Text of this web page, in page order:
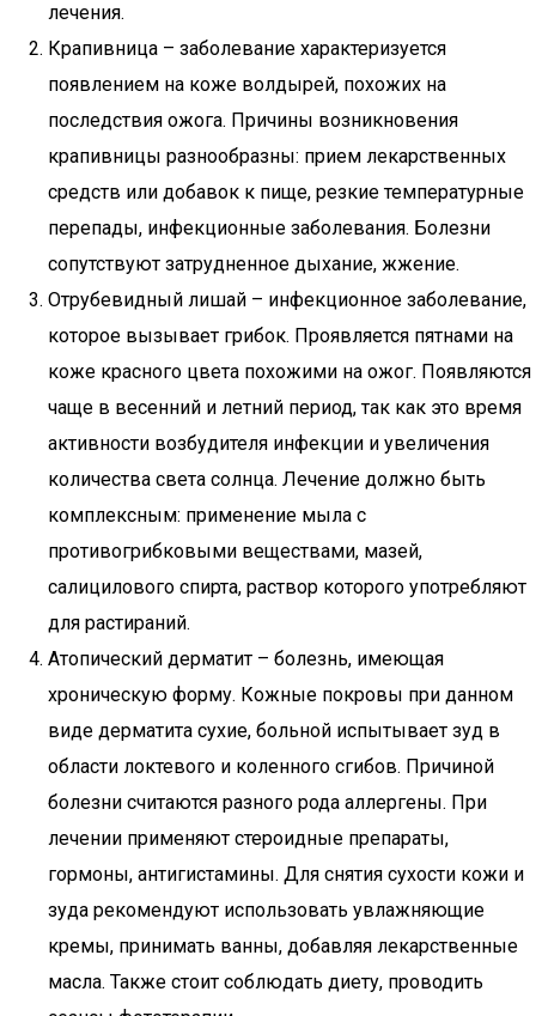
лечения.
Крапивница – заболевание характеризуется
появлением на коже волдырей, похожих на
последствия ожога. Причины возникновения
крапивницы разнообразны: прием лекарственных
средств или добавок к пище, резкие температурные
перепады, инфекционные заболевания. Болезни
сопутствуют затрудненное дыхание, жжение.
Отрубевидный лишай – инфекционное заболевание,
которое вызывает грибок. Проявляется пятнами на
коже красного цвета похожими на ожог. Появляются
чаще в весенний и летний период, так как это время
активности возбудителя инфекции и увеличения
количества света солнца. Лечение должно быть
комплексным: применение мыла с
противогрибковыми веществами, мазей,
салицилового спирта, раствор которого употребляют
для растираний.
Атопический дерматит – болезнь, имеющая
хроническую форму. Кожные покровы при данном
виде дерматита сухие, больной испытывает зуд в
области локтевого и коленного сгибов. Причиной
болезни считаются разного рода аллергены. При
лечении применяют стероидные препараты,
гормоны, антигистамины. Для снятия сухости кожи и
зуда рекомендуют использовать увлажняющие
кремы, принимать ванны, добавляя лекарственные
масла. Также стоит соблюдать диету, проводить